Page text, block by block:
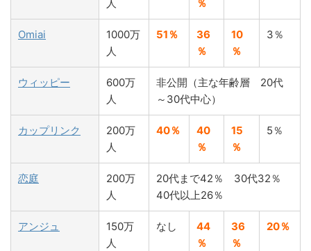
人 ％
Omiai
1000万
人
51％
36
％
10
％
3％
ウィッピー
600万
人
非公開（主な年齢層 20代
～30代中心）
カップリンク
200万
人
40％
40
％
15
％
5％
恋庭
200万
人
20代まで42％ 30代32％
40代以上26％
アンジュ
150万
人
なし
44
％
36
％
20％